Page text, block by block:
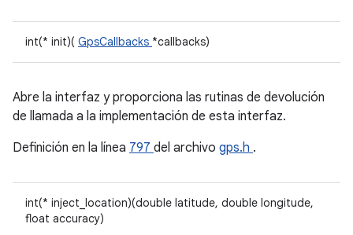
int(* init)( GpsCallbacks *callbacks)
Abre la interfaz y proporciona las rutinas de devolución
de llamada a la implementación de esta interfaz.
Definición en la línea 797 del archivo gps.h .
int(* inject_location)(double latitude, double longitude,
float accuracy)